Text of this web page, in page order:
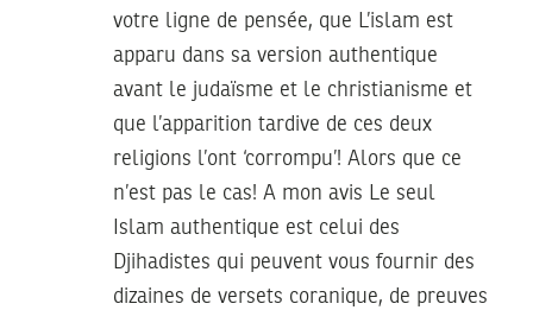
votre ligne de pensée, que L’islam est
apparu dans sa version authentique
avant le judaïsme et le christianisme et
que l’apparition tardive de ces deux
religions l’ont ‘corrompu’! Alors que ce
n’est pas le cas! A mon avis Le seul
Islam authentique est celui des
Djihadistes qui peuvent vous fournir des
dizaines de versets coranique, de preuves